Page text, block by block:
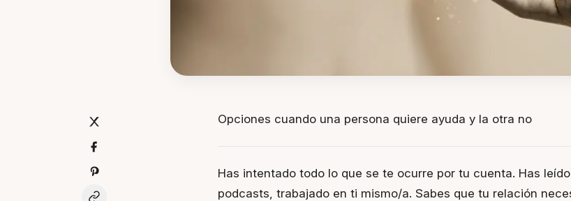
Opciones cuando una persona quiere ayuda y la otra no
Has intentado todo lo que se te ocurre por tu cuenta. Has
podcasts, trabajado en ti mismo/a. Sabes que tu relación